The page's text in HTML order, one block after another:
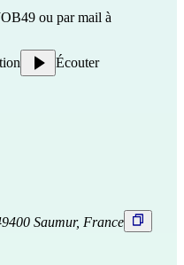
ou par mail à
Écouter
Saumur, France